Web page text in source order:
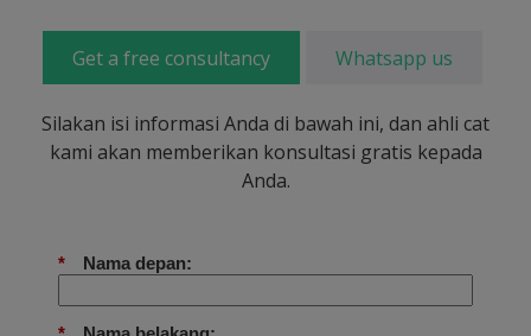
Get a free consultancy Whatsapp us
Silakan isi informasi Anda di bawah ini, dan ahli cat
kami akan memberikan konsultasi gratis kepada
Anda.